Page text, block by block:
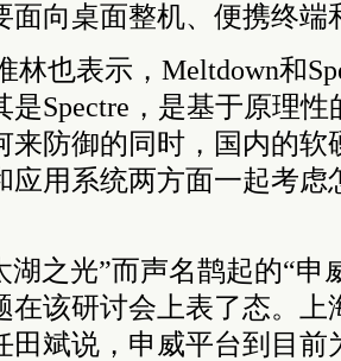
面向桌面整机、便携终端
林也表示，Meltdown和
是Spectre，是基于原理
来防御的同时，国内的软
应用系统两方面一起考虑
湖之光”而声名鹊起的“申
在该研讨会上表了态。上
田斌说，申威平台到目前